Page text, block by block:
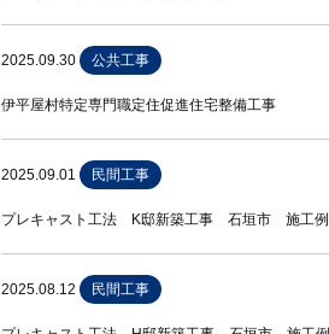
2025.09.30 公共工事
伊平屋村特定専門職定住促進住宅整備工事
2025.09.01 民間工事
プレキャスト工法 K邸新築工事 石垣市 施工例
2025.08.12 民間工事